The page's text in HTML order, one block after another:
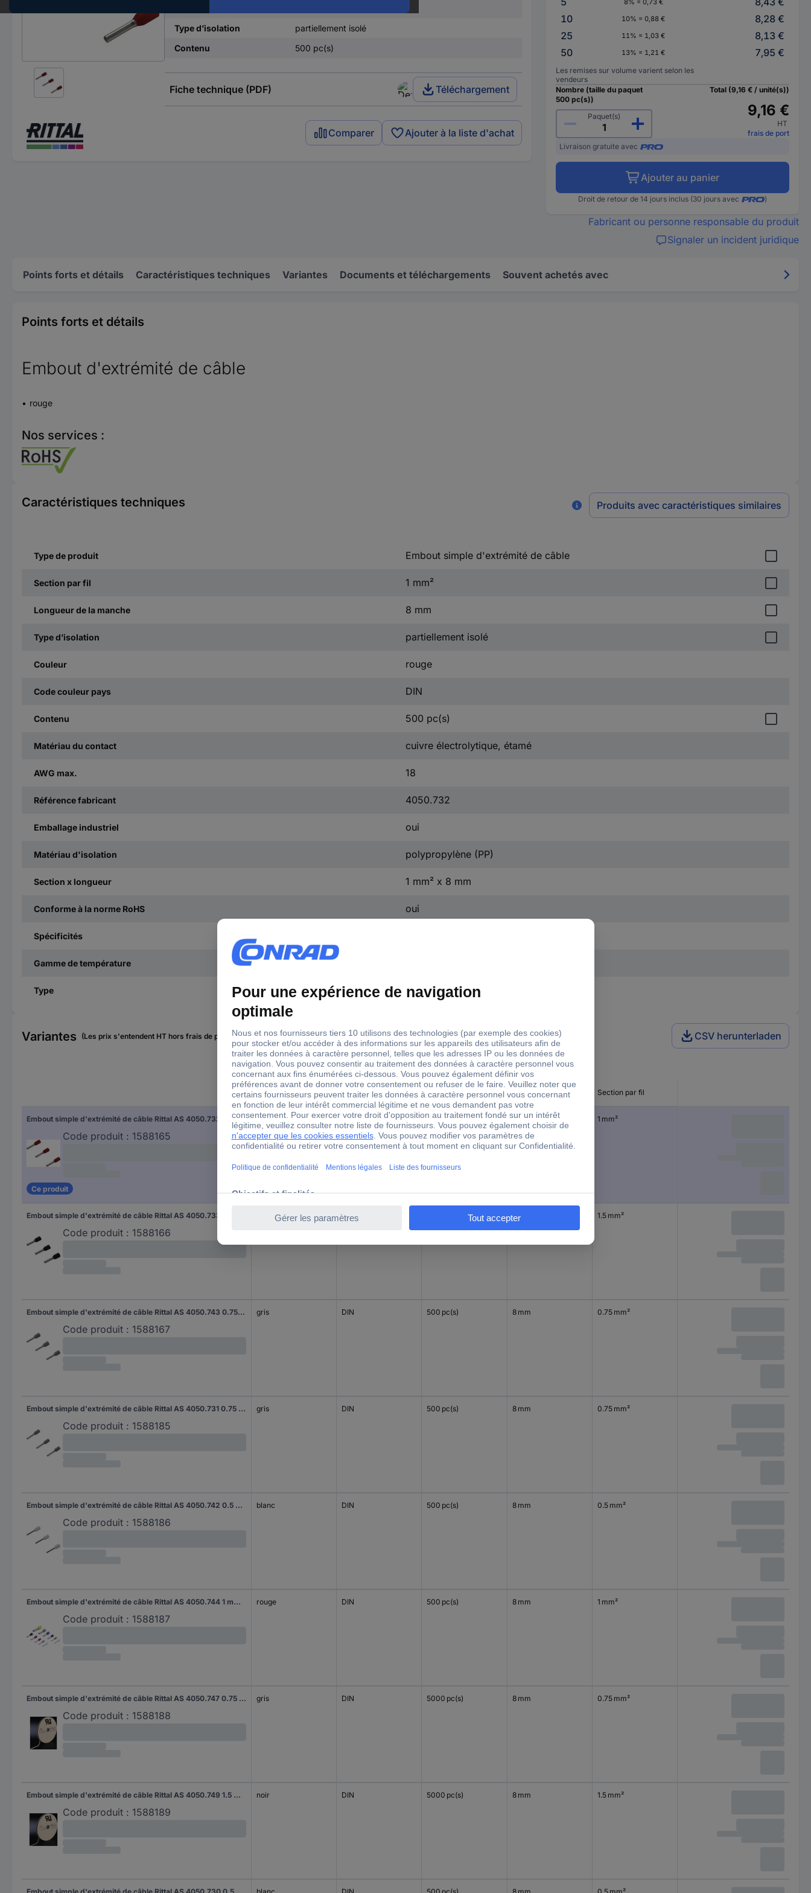
Type d’isolation
partiellement isolé
Contenu
500 pc(s)
Fiche technique (PDF) Téléchargement
Comparer Ajouter à la liste d'achat
8% = 0,73 €
10
10% = 0,88 €
8,28 €
25
11% = 1,03 €
8,13 €
50
13% = 1,21 € 7,95 €
Les remises sur volume varient selon les
vendeurs
Nombre (taille du paquet
500 pc(s))
Paquet(s)
Total (9,16 € / unité(s))
9,16 €
HT
frais de port
Livraison gratuite avec
Ajouter au panier
Droit de retour de 14 jours inclus (30 jours avec )
Fabricant ou personne responsable du produit
Signaler un incident juridique
Points forts et détails Caractéristiques techniques Variantes Documents et téléchargements Souvent achetés avec
Points forts et détails
Embout d'extrémité de câble
rouge
Nos services :
Caractéristiques techniques Produits avec caractéristiques similaires
Type de produit Embout simple d'extrémité de câble
Section par fil 1 mm²
Longueur de la manche 8 mm
Type d’isolation partiellement isolé
Couleur rouge
Code couleur pays DIN
Contenu 500 pc(s)
Matériau du contact cuivre électrolytique, étamé
AWG max. 18
Référence fabricant 4050.732
Emballage industriel oui
Matériau d'isolation polypropylène (PP)
Section x longueur 1 mm² x 8 mm
Conforme à la norme RoHS oui
Spécificités
Gamme de température
Type AS 4050.732
Variantes (Les prix s'entendent HT hors frais de port) CSV herunterladen
Couleur Code couleur pays Contenu
Longueur de la
manche
Section par fil
Embout simple d'extrémité de câble Rittal AS 4050.732 1 mm² x 8 mm partiellement isolé rouge 500 pc(s)
Code produit : 1588165
Ce produit
rouge DIN 500 pc(s) 8 mm 1 mm²
Code produit : 1588166
DIN 8 mm 1.5 mm²
Embout simple d'extrémité de câble Rittal AS 4050.743 0.75 mm² x 8 mm partiellement isolé gris 500 pc(s)
Code produit : 1588167
gris DIN 500 pc(s) 8 mm 0.75 mm²
Embout simple d'extrémité de câble Rittal AS 4050.731 0.75 mm² x 8 mm partiellement isolé gris 500 pc(s)
Code produit : 1588185
gris DIN 500 pc(s) 8 mm 0.75 mm²
Embout simple d'extrémité de câble Rittal AS 4050.742 0.5 mm² x 8 mm partiellement isolé blanc 500 pc(s)
Code produit : 1588186
blanc DIN 500 pc(s) 8 mm 0.5 mm²
Embout simple d'extrémité de câble Rittal AS 4050.744 1 mm² x 8 mm partiellement isolé rouge 500 pc(s)
Code produit : 1588187
rouge DIN 500 pc(s) 8 mm 1 mm²
Embout simple d'extrémité de câble Rittal AS 4050.747 0.75 mm² x 8 mm partiellement isolé gris 5000 pc(s)
Code produit : 1588188
gris DIN 5000 pc(s) 8 mm 0.75 mm²
Embout simple d'extrémité de câble Rittal AS 4050.749 1.5 mm² x 8 mm partiellement isolé noir 5000 pc(s)
Code produit : 1588189
noir DIN 5000 pc(s) 8 mm 1.5 mm²